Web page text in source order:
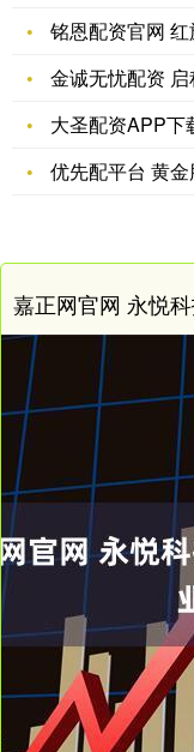
铭恩配资官网
金诚无忧配资 启程
大圣配资APP下
优先配平台 黄金股